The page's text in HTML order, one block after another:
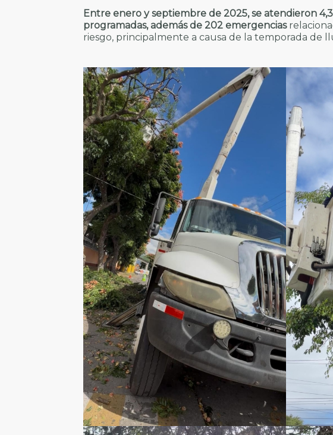
Entre enero y septiembre de 2025, se atendieron
programadas, además de 202 emergencias
riesgo, principalmente a causa de la temporada de